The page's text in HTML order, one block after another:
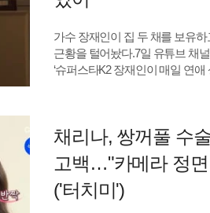
꼽았다. 평소 냉면과 함께 소주
주량이 2~3병이라고 밝혔으며
전현무로부터 "여자 하정우가 나
100명이라 매니저까지 하면 한
웃으며 인정했다.또 다른 미담을
“겨울에 스포츠 브랜드 모델 할
패딩을 선물했다”고 말했다.하영
드린 가장 비싼 선물이 뭐냐”고
선물해 드린 적 있다”고 답해 눈
텐아시아 기자
가수 장재인이 집 두 채를 보유
근황을 털어놨다.7일 유튜브 채널
‘슈퍼스타K2 장재인이 매일 연애
안고 샀는데, 빚 있는 게 너무 싫
밝혔다.이어 “가슴이 찢어진다.
김포에 집을 샀는데 김포 집값이
아파트 하나랑 방이동에 빌라 작
채리나, 쌍꺼풀 수
고백…"카메라 정
('터치미')